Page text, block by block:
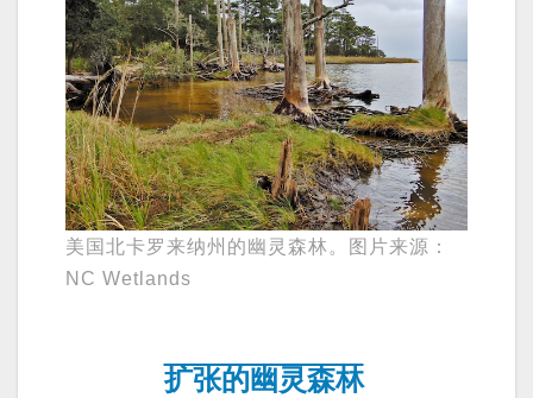
美国北卡罗来纳州的幽灵森林。图片来源：
NC Wetlands
扩张的幽灵森林